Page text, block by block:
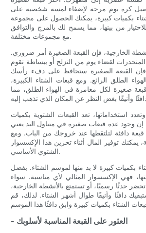
كرة بوم مرحة لإضفاء لمسة شخصية على
بكميات كبيرة، يمكنك الحصول على مجموعة
من بينها، مما يسمح لك بالمزج والتوافق
مع مجموعات مختلفة.
الخارجية، فإن القبعة الصغيرة أمر ضروري.
لقضاء يوم من التزلج أو ببساطة تقوم
فإن القبعة الصغيرة ستحافظ على دفء رأسك
الطلق الرائع. ومع قبعات الشتاء الكبيرة،
صغيرة لكل مغامرة في الهواء الطلق، مما
استخداماتها، تعد القبعات الشتوية بكميات
إن وجود عدة قبعات صغيرة في متناول اليد يعني
قبعة دافئة لتلتقطها عند خروجك من الباب. ومع
يمكنك توفير المال أثناء تخزين هذا الإكسسوار
الشتوي الأساسي.
بكميات كبيرة لا بد منها لموسم الشتاء. بفضل
فهي الإكسسوار المثالي لأي مناسبة. سواء
حدثًا رسميًا، أو تستمتع بالأنشطة الخارجية،
دافئًا وأنيقًا طوال أشهر الشتاء. لذلك، قم
- العثور على القبعة المناسبة لأسلوبك